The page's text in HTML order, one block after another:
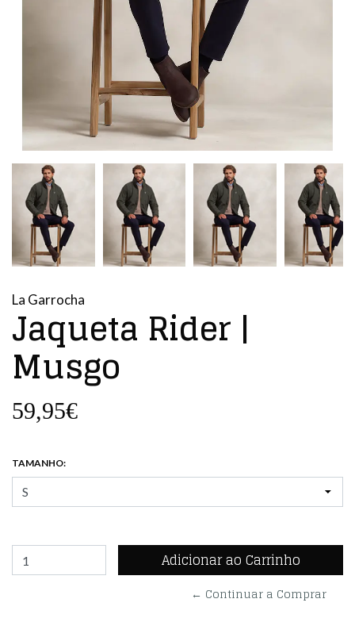
La Garrocha
Jaqueta Rider |
Musgo
59,95€
TAMANHO:
← Continuar a Comprar